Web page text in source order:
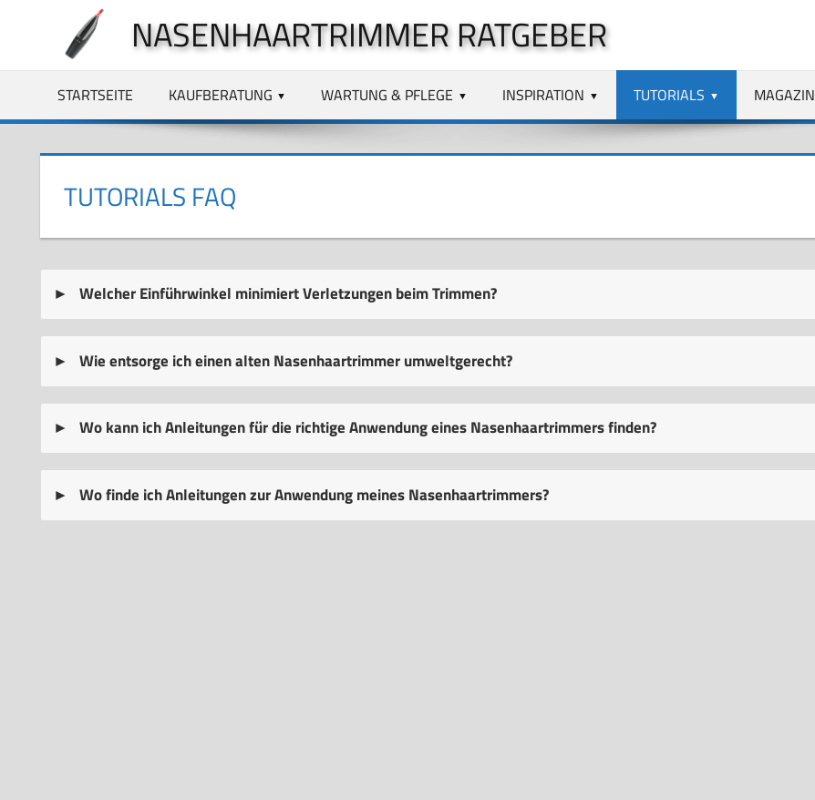
springen
NASENHAARTRIMMER RATGEBER
STARTSEITE KAUFBERATUNG WARTUNG & PFLEGE INSPIRATION TUTORIALS MAGAZIN
TUTORIALS FAQ
Welcher Einführwinkel minimiert Verletzungen beim Trimmen?
Wie entsorge ich einen alten Nasenhaartrimmer umweltgerecht?
Wo kann ich Anleitungen für die richtige Anwendung eines Nasenhaartrimmers finden?
Wo finde ich Anleitungen zur Anwendung meines Nasenhaartrimmers?